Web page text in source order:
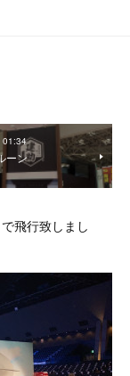
01:34
ーン
飛行致しまし